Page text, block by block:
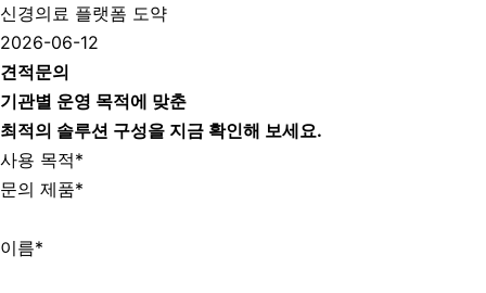
신경의료 플랫폼 도약
2026-06-12
견적문의
기관별 운영 목적에 맞춘
최적의 솔루션 구성을 지금 확인해 보세요.
사용 목적*
문의 제품*
이름*